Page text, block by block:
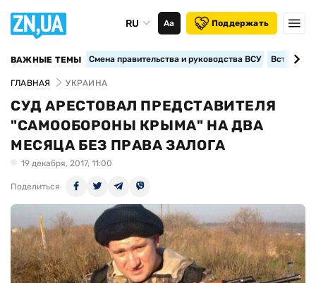
RU Аа Поддержать
ВАЖНЫЕ ТЕМЫ Смена правительства и руководства ВСУ
ГЛАВНАЯ УКРАИНА
СУД АРЕСТОВАЛ ПРЕДСТАВИТЕЛЯ
"CАМООБОРОНЫ КРЫМА" НА ДВА
МЕСЯЦА БЕЗ ПРАВА ЗАЛОГА
19 декабря, 2017, 11:00
Поделиться